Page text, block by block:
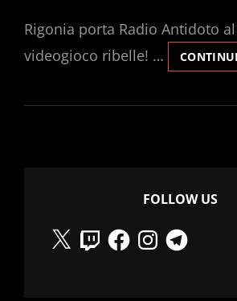
Rigonia porta Radio Antidoto
videogioco ribelle! …
FOLLOW US
X
TwitchFacebookInstagramTelegram